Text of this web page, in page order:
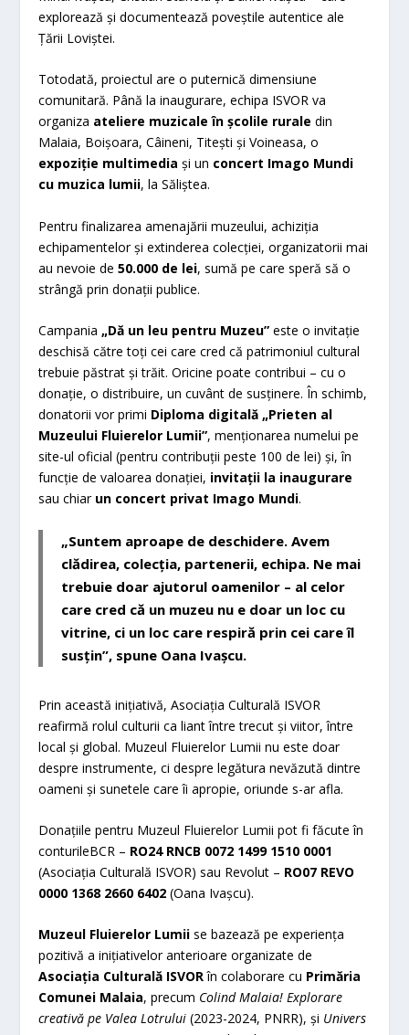
explorează și documentează poveștile autentice ale
Țării Loviștei.
Totodată, proiectul are o puternică dimensiune
comunitară. Până la inaugurare, echipa ISVOR va
organiza ateliere muzicale în școlile rurale din
Malaia, Boișoara, Câineni, Titești și Voineasa, o
expoziție multimedia și un concert Imago Mundi
cu muzica lumii, la Săliștea.
Pentru finalizarea amenajării muzeului, achiziția
echipamentelor și extinderea colecției, organizatorii mai
au nevoie de50.000 de lei, sumă pe care speră să o
strângă prin donații publice.
Campania„Dă un leu pentru Muzeu” este o invitație
deschisă către toți cei care cred că patrimoniul cultural
trebuie păstrat și trăit. Oricine poate contribui – cu o
donație, o distribuire, un cuvânt de susținere. În schimb,
donatorii vor primi Diploma digitală „Prieten al
Muzeului Fluierelor Lumii”, menționarea numelui pe
site-ul oficial (pentru contribuții peste 100 de lei) și, în
funcție de valoarea donației, invitații la inaugurare
sau chiar un concert privat Imago Mundi.
„Suntem aproape de deschidere. Avem
clădirea, colecția, partenerii, echipa. Ne mai
trebuie doar ajutorul oamenilor – al celor
care cred că un muzeu nu e doar un loc cu
vitrine, ci un loc care respiră prin cei care îl
susțin”, spune Oana Ivașcu.
Prin această inițiativă, Asociația Culturală ISVOR
reafirmă rolul culturii ca liant între trecut și viitor, între
local și global. Muzeul Fluierelor Lumii nu este doar
despre instrumente, ci despre legătura nevăzută dintre
oameni și sunetele care îi apropie, oriunde s-ar afla.
Donațiile pentru Muzeul Fluierelor Lumii pot fi făcute în
conturileBCR – RO24 RNCB 0072 1499 1510 0001
(Asociația Culturală ISVOR) sau Revolut – RO07 REVO
0000 1368 2660 6402 (Oana Ivașcu).
Muzeul Fluierelor Lumii se bazează pe experiența
pozitivă a inițiativelor anterioare organizate de
Asociația Culturală ISVORîn colaborare cu Primăria
Comunei Malaia, precum Colind Malaia! Explorare
creativă pe Valea Lotrului (2023-2024, PNRR), și Univers